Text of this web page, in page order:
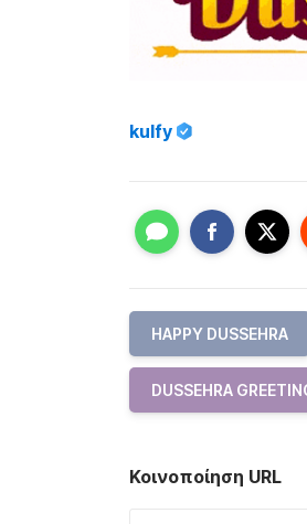
kulfy
HAPPY DUSSEHRA
DUSSEHRA
Κοινοποίηση URL